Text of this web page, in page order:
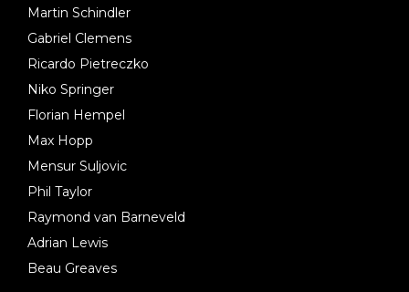
Martin Schindler
Gabriel Clemens
Ricardo Pietreczko
Niko Springer
Florian Hempel
Max Hopp
Mensur Suljovic
Phil Taylor
Raymond van Barneveld
Adrian Lewis
Beau Greaves